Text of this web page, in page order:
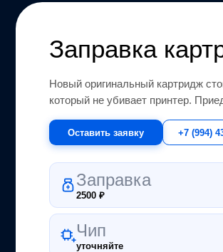
Заправка
Новый оригинальный картридж
который не убивает принтер.
Оставить заявку +7 (994)
Заправка
2500₽
Чип
уточняйте